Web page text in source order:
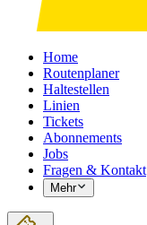
Home
Routenplaner
Haltestellen
Linien
Tickets
Abonnements
Jobs
Fragen & Kontakt
Mehr